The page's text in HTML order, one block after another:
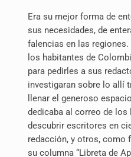
Era su mejor forma de
sus necesidades, de
falencias en las
los habitantes de
para pedirles a sus
investigaran sobre lo allí
llenar el generoso
dedicaba al correo de
descubrir escritores en
redacción, y otros, como
su columna “Libreta de